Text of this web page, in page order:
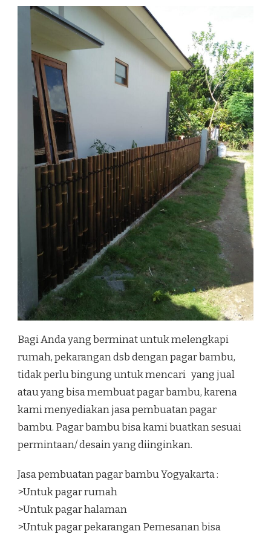
Bagi Anda yang berminat untuk melengkapi
rumah, pekarangan dsb dengan pagar bambu,
tidak perlu bingung untuk mencari yang jual
atau yang bisa membuat pagar bambu, karena
kami menyediakan jasa pembuatan pagar
bambu. Pagar bambu bisa kami buatkan sesuai
permintaan/ desain yang diinginkan.
Jasa pembuatan pagar bambu Yogyakarta :
>Untuk pagar rumah
>Untuk pagar halaman
>Untuk pagar pekarangan Pemesanan bisa